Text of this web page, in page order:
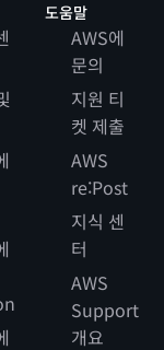
도움말
AWS에
문의
지원 티
켓 제출
AWS
re:Post
지식 센
터
AWS
Support
개요